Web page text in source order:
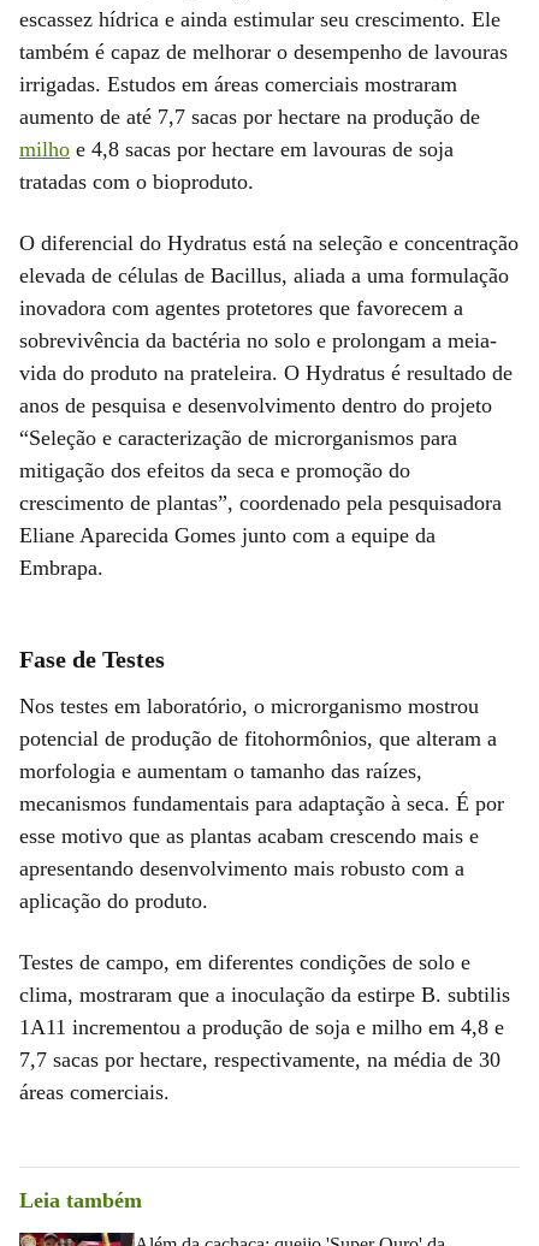
escassez hídrica e ainda estimular seu crescimento. Ele
também é capaz de melhorar o desempenho de lavouras
irrigadas. Estudos em áreas comerciais mostraram
aumento de até 7,7 sacas por hectare na produção de
milho e 4,8 sacas por hectare em lavouras de soja
tratadas com o bioproduto.
O diferencial do Hydratus está na seleção e concentração
elevada de células de Bacillus, aliada a uma formulação
inovadora com agentes protetores que favorecem a
sobrevivência da bactéria no solo e prolongam a meia-
vida do produto na prateleira. O Hydratus é resultado de
anos de pesquisa e desenvolvimento dentro do projeto
“Seleção e caracterização de microrganismos para
mitigação dos efeitos da seca e promoção do
crescimento de plantas”, coordenado pela pesquisadora
Eliane Aparecida Gomes junto com a equipe da
Embrapa.
Fase de Testes
Nos testes em laboratório, o microrganismo mostrou
potencial de produção de fitohormônios, que alteram a
morfologia e aumentam o tamanho das raízes,
mecanismos fundamentais para adaptação à seca. É por
esse motivo que as plantas acabam crescendo mais e
apresentando desenvolvimento mais robusto com a
aplicação do produto.
Testes de campo, em diferentes condições de solo e
clima, mostraram que a inoculação da estirpe B. subtilis
1A11 incrementou a produção de soja e milho em 4,8 e
7,7 sacas por hectare, respectivamente, na média de 30
áreas comerciais.
Leia também